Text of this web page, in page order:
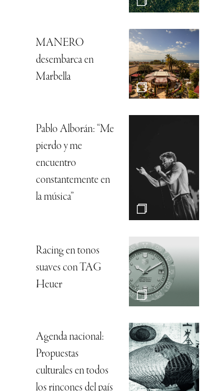
MANERO
desembarca en
Marbella
Pablo Alborán: “Me
pierdo y me
encuentro
constantemente en
la música”
Racing en tonos
suaves con TAG
Heuer
Agenda nacional:
Propuestas
culturales en todos
los rincones del país